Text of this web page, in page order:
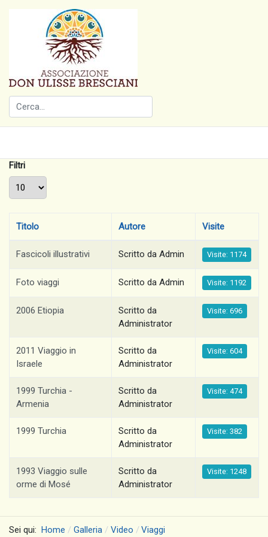
Filtri
Visualizza #
Titolo Autore Visite
Fascicoli illustrativi Scritto da Admin Visite: 1174
Foto viaggi Scritto da Admin Visite: 1192
2006 Etiopia
Scritto da
Administrator
Visite: 696
2011 Viaggio in
Israele
Scritto da
Administrator
Visite: 604
1999 Turchia -
Armenia
Scritto da
Administrator
Visite: 474
1999 Turchia
Scritto da
Administrator
Visite: 382
1993 Viaggio sulle
orme di Mosé
Scritto da
Administrator
Visite: 1248
Sei qui: Home Galleria Video Viaggi